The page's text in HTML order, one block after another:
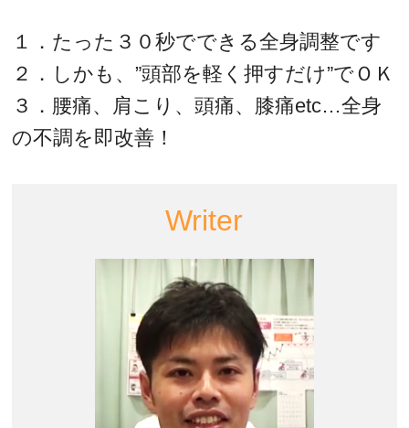
１．たった３０秒でできる全身調整です
２．しかも、”頭部を軽く押すだけ”でＯＫ
３．腰痛、肩こり、頭痛、膝痛etc…全身
の不調を即改善！
Writer